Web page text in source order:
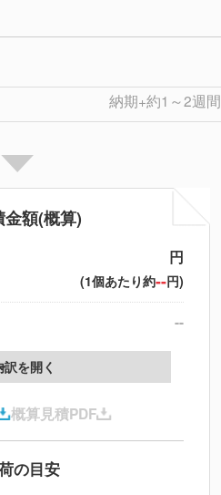
納期+約1～2週間
金額(概算)
円
(1個あたり約--円)
--
離島 別途
訳を開く
概算見積PDF
の目安